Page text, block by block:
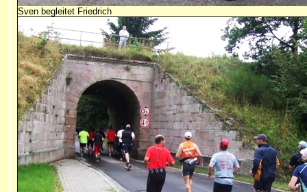
Sven begleitet Friedrich